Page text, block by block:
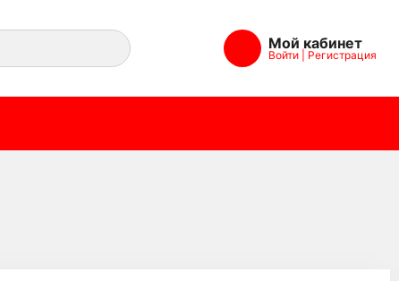
Мой кабинет
Войти Регистрация